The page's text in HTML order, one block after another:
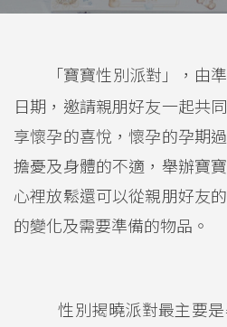
「寶寶性別派對」，由
日期，邀請親朋好友一起共
享懷孕的喜悅，懷孕的孕期
擔憂及身體的不適，舉辦寶
心裡放鬆還可以從親朋好友
的變化及需要準備的物品。
性別揭曉派對最主要是